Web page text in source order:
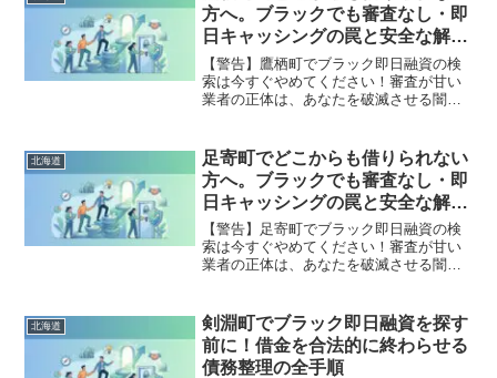
ら抜け出した方々の実体験と確実な解決
策を完全公開。
方へ。ブラックでも審査なし・即
日キャッシングの罠と安全な解決
策
【警告】鷹栖町でブラック即日融資の検
索は今すぐやめてください！審査が甘い
業者の正体は、あなたを破滅させる闇金
町で違法業者を避け、借金地獄から抜け
出した方々の実体験と確実な解決策を完
全公開。
北海道
足寄町でどこからも借りられない
方へ。ブラックでも審査なし・即
日キャッシングの罠と安全な解決
策
【警告】足寄町でブラック即日融資の検
索は今すぐやめてください！審査が甘い
業者の正体は、あなたを破滅させる闇金
町で違法業者を避け、借金地獄から抜け
出した方々の実体験と確実な解決策を完
全公開。
北海道
剣淵町でブラック即日融資を探す
前に！借金を合法的に終わらせる
債務整理の全手順